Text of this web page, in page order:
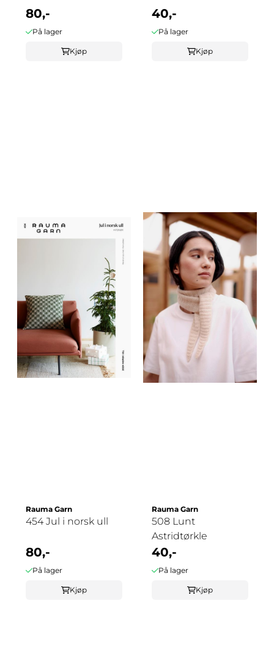
80,-
På lager
Kjøp
40,-
På lager
Kjøp
Rauma Garn
454 Jul i norsk ull
80,-
På lager
Kjøp
Rauma Garn
508 Lunt
Astridtørkle
40,-
På lager
Kjøp